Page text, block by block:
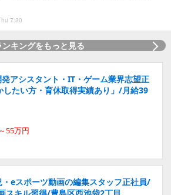
7:30
ンキングをもっと見る
アシスタント・IT・ゲーム業界志望正
したい方・育休取得実績あり」/月給39
55万円
・eスポーツ動画の編集スタッフ正社員/